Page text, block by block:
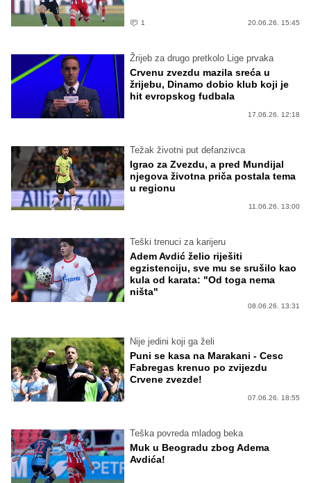
1 20.06.26. 15:45
Žrijeb za drugo pretkolo Lige prvaka
Crvenu zvezdu mazila sreća u
žrijebu, Dinamo dobio klub koji je
hit evropskog fudbala
17.06.26. 12:18
Težak životni put defanzivca
Igrao za Zvezdu, a pred Mundijal
njegova životna priča postala tema
u regionu
11.06.26. 13:00
Teški trenuci za karijeru
Adem Avdić želio riješiti
egzistenciju, sve mu se srušilo kao
kula od karata: "Od toga nema
ništa"
08.06.26. 13:31
Nije jedini koji ga želi
Puni se kasa na Marakani - Cesc
Fabregas krenuo po zvijezdu
Crvene zvezde!
07.06.26. 18:55
Teška povreda mladog beka
Muk u Beogradu zbog Adema
Avdića!